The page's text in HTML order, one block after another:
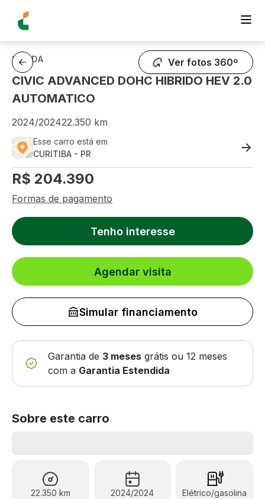
Ver fotos 360º
HONDA
CIVIC ADVANCED DOHC HIBRIDO HEV 2.0
AUTOMATICO
2024/202422.350 km
Esse carro está em
CURITIBA - PR
R$ 204.390
Formas de pagamento
Tenho interesse
Agendar visita
Simular financiamento
Garantia de 3 meses grátis ou 12 meses
com a Garantia Estendida
Sobre este carro
22.350 km 2024/2024 Elétrico/gasolina